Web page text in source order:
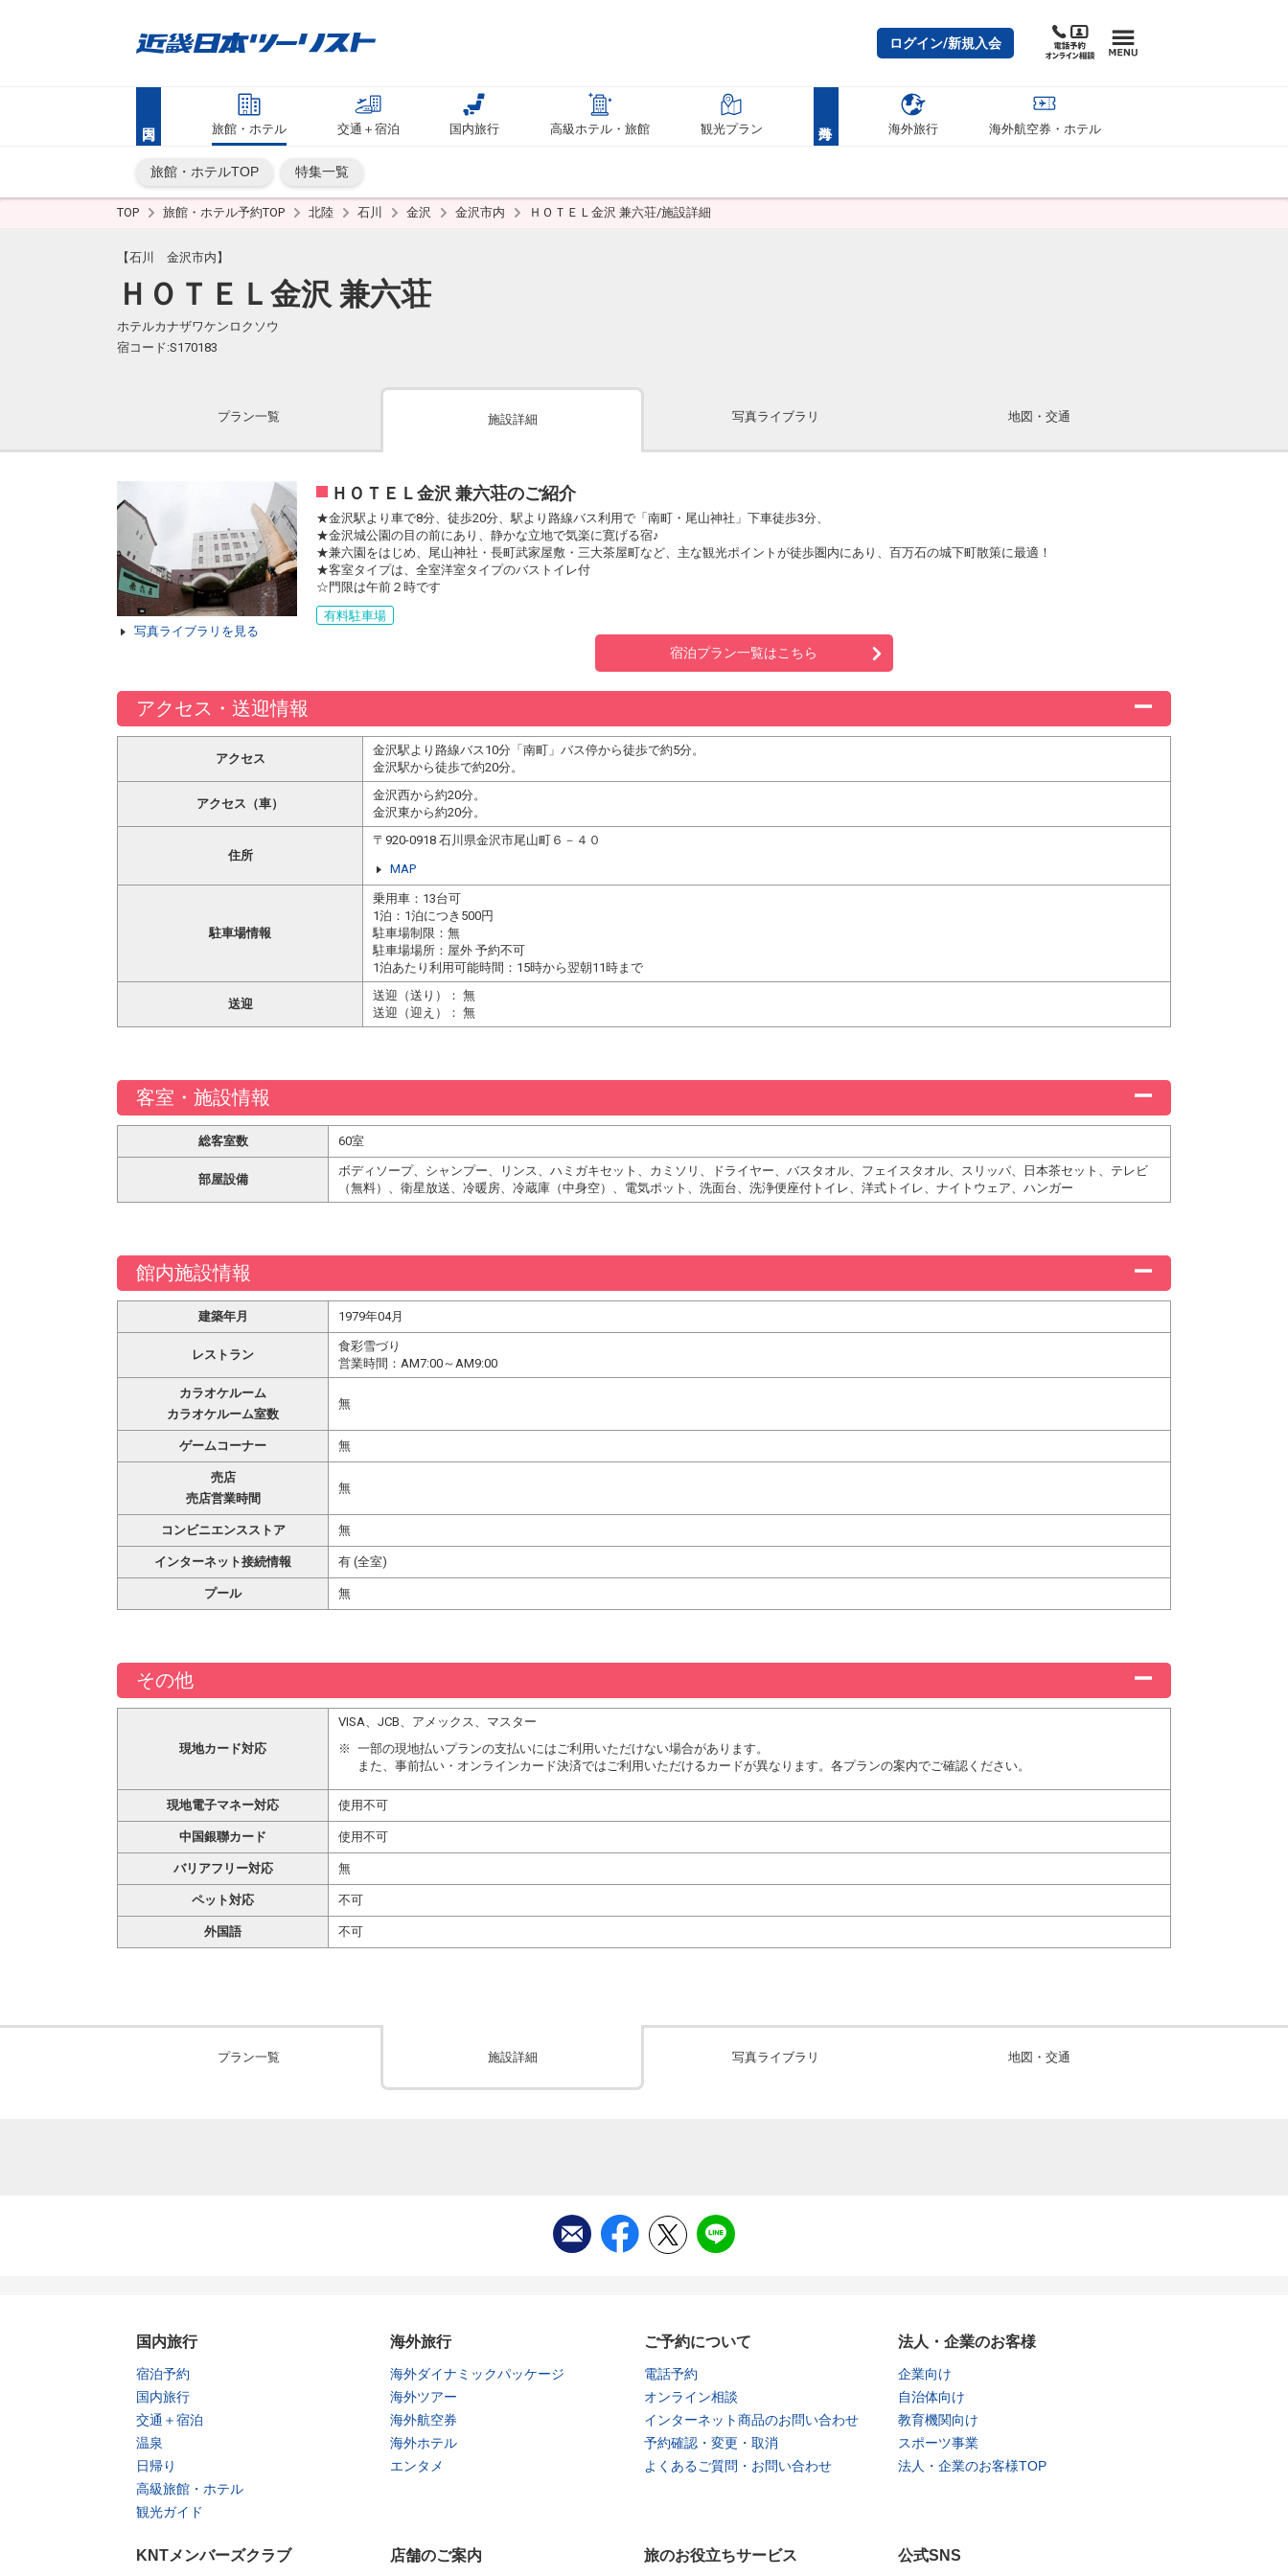
ログイン/新規入会
旅館・ホテル 交通＋宿泊 国内旅行 高級ホテル・旅館 観光プラン 海外旅行 海外航空券・ホテル
旅館・ホテルTOP 特集一覧
TOP 旅館・ホテル予約TOP 北陸 石川 金沢 金沢市内 ＨＯＴＥＬ金沢 兼六荘/施設詳細
【石川 金沢市内】
ＨＯＴＥＬ金沢 兼六荘
ホテルカナザワケンロクソウ
宿コード:S170183
プラン一覧 施設詳細 写真ライブラリ 地図・交通
写真ライブラリを見る
ＨＯＴＥＬ金沢 兼六荘のご紹介
★金沢駅より車で8分、徒歩20分、駅より路線バス利用で「南町・尾山神社」下車徒歩3分、
★金沢城公園の目の前にあり、静かな立地で気楽に寛げる宿♪
★兼六園をはじめ、尾山神社・長町武家屋敷・三大茶屋町など、主な観光ポイントが徒歩圏内にあり、百万石の城下町散策に最適！
★客室タイプは、全室洋室タイプのバストイレ付
☆門限は午前２時です
有料駐車場
宿泊プラン一覧はこちら
アクセス・送迎情報
アクセス
金沢駅より路線バス10分「南町」バス停から徒歩で約5分。
金沢駅から徒歩で約20分。
アクセス（車）
金沢西から約20分。
金沢東から約20分。
住所
〒920-0918 石川県金沢市尾山町６－４０
MAP
駐車場情報
乗用車：13台可
1泊：1泊につき500円
駐車場制限：無
駐車場場所：屋外 予約不可
1泊あたり利用可能時間：15時から翌朝11時まで
送迎
送迎（送り）： 無
送迎（迎え）： 無
客室・施設情報
総客室数 60室
部屋設備
ボディソープ、シャンプー、リンス、ハミガキセット、カミソリ、ドライヤー、バスタオル、フェイスタオル、スリッパ、日本茶セット、テレビ
（無料）、衛星放送、冷暖房、冷蔵庫（中身空）、電気ポット、洗面台、洗浄便座付トイレ、洋式トイレ、ナイトウェア、ハンガー
館内施設情報
建築年月 1979年04月
レストラン
食彩雪づり
営業時間：AM7:00～AM9:00
カラオケルーム
カラオケルーム室数
無
ゲームコーナー 無
売店
売店営業時間
無
コンビニエンスストア 無
インターネット接続情報 有 (全室)
プール 無
その他
現地カード対応
VISA、JCB、アメックス、マスター
一部の現地払いプランの支払いにはご利用いただけない場合があります。
また、事前払い・オンラインカード決済ではご利用いただけるカードが異なります。各プランの案内でご確認ください。
現地電子マネー対応 使用不可
中国銀聯カード 使用不可
バリアフリー対応 無
ペット対応 不可
外国語 不可
プラン一覧 施設詳細 写真ライブラリ 地図・交通
国内旅行
宿泊予約
国内旅行
交通＋宿泊
温泉
日帰り
高級旅館・ホテル
観光ガイド
海外旅行
海外ダイナミックパッケージ
海外ツアー
海外航空券
海外ホテル
エンタメ
ご予約について
電話予約
オンライン相談
インターネット商品のお問い合わせ
予約確認・変更・取消
よくあるご質問・お問い合わせ
法人・企業のお客様
企業向け
自治体向け
教育機関向け
スポーツ事業
法人・企業のお客様TOP
KNTメンバーズクラブ 店舗のご案内 旅のお役立ちサービス 公式SNS